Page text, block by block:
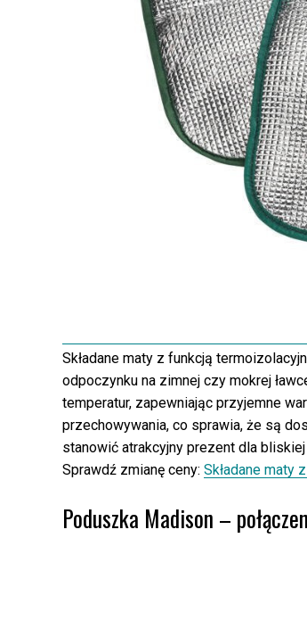
Składane maty z funkcją
odpoczynku na zimnej czy mokrej
temperatur, zapewniając przyjemne
przechowywania, co sprawia, że są
stanowić atrakcyjny prezent dla
Sprawdź zmianę ceny: Składane maty
Poduszka Madison –